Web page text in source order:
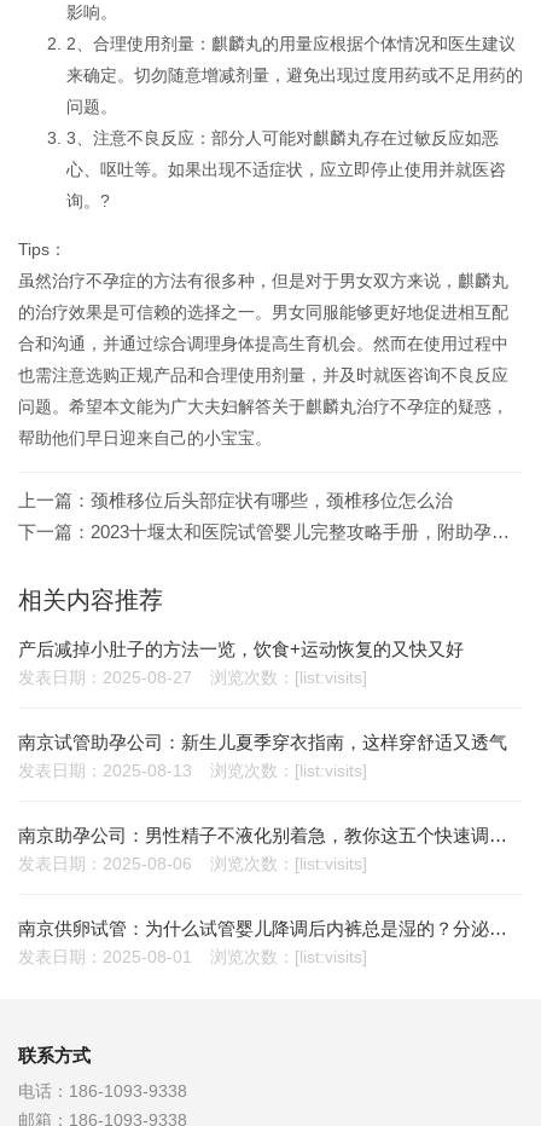
影响。
2、合理使用剂量：麒麟丸的用量应根据个体情况和医生建议
来确定。切勿随意增减剂量，避免出现过度用药或不足用药的
问题。
3、注意不良反应：部分人可能对麒麟丸存在过敏反应如恶
心、呕吐等。如果出现不适症状，应立即停止使用并就医咨
询。?
Tips：
虽然治疗不孕症的方法有很多种，但是对于男女双方来说，麒麟丸
的治疗效果是可信赖的选择之一。男女同服能够更好地促进相互配
合和沟通，并通过综合调理身体提高生育机会。然而在使用过程中
也需注意选购正规产品和合理使用剂量，并及时就医咨询不良反应
问题。希望本文能为广大夫妇解答关于麒麟丸治疗不孕症的疑惑，
帮助他们早日迎来自己的小宝宝。
上一篇： 颈椎移位后头部症状有哪些，颈椎移位怎么治
下一篇： 2023十堰太和医院试管婴儿完整攻略手册，附助孕成功率预估
相关内容推荐
产后减掉小肚子的方法一览，饮食+运动恢复的又快又好
发表日期：2025-08-27 浏览次数：[list:visits]
南京试管助孕公司：新生儿夏季穿衣指南，这样穿舒适又透气
发表日期：2025-08-13 浏览次数：[list:visits]
南京助孕公司：男性精子不液化别着急，教你这五个快速调理精子不液化的小妙招
发表日期：2025-08-06 浏览次数：[list:visits]
南京供卵试管：为什么试管婴儿降调后内裤总是湿的？分泌物增加有这些原因
发表日期：2025-08-01 浏览次数：[list:visits]
联系方式
电话： 186-1093-9338
邮箱： 186-1093-9338